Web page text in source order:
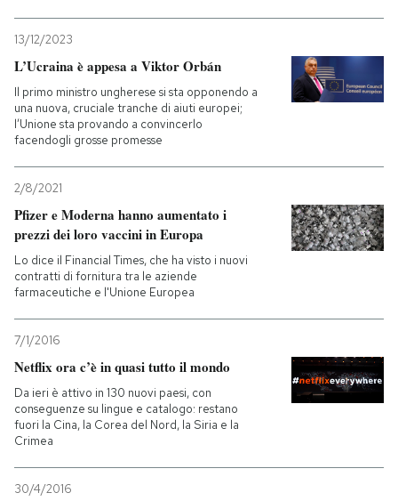
13/12/2023
L’Ucraina è appesa a Viktor Orbán
Il primo ministro ungherese si sta opponendo a
una nuova, cruciale tranche di aiuti europei;
l’Unione sta provando a convincerlo
facendogli grosse promesse
2/8/2021
Pfizer e Moderna hanno aumentato i
prezzi dei loro vaccini in Europa
Lo dice il Financial Times, che ha visto i nuovi
contratti di fornitura tra le aziende
farmaceutiche e l'Unione Europea
7/1/2016
Netflix ora c’è in quasi tutto il mondo
Da ieri è attivo in 130 nuovi paesi, con
conseguenze su lingue e catalogo: restano
fuori la Cina, la Corea del Nord, la Siria e la
Crimea
30/4/2016